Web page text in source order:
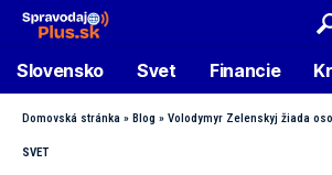
Slovensko Svet Financie
Domovská stránka » Blog » Volodymyr Zelenskyj žiada osobné stretnutie s Vladimirom
SVET